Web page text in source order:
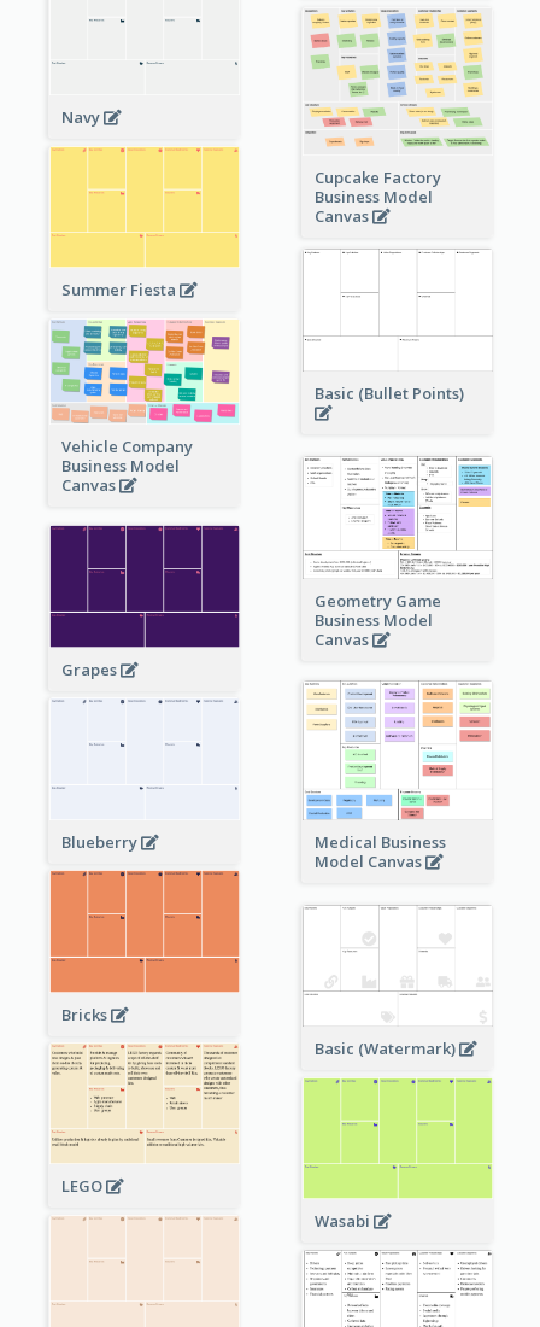
Navy
Cupcake Factory
Business Model
Canvas
Summer Fiesta
Basic (Bullet Points)
Vehicle Company
Business Model
Canvas
Geometry Game
Business Model
Canvas
Grapes
Medical Business
Model Canvas
Blueberry
Bricks
Basic (Watermark)
LEGO
Wasabi